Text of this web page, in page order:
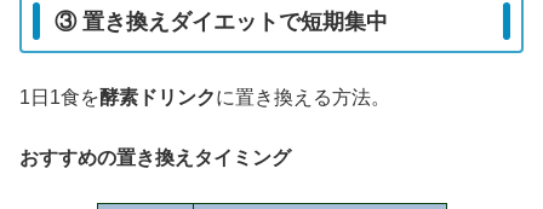
③ 置き換えダイエットで短期集中
1日1食を酵素ドリンクに置き換える方法。
おすすめの置き換えタイミング